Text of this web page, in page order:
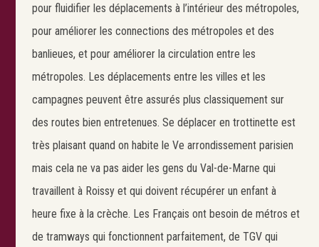
pour fluidifier les déplacements à l’intérieur des métropoles,
pour améliorer les connections des métropoles et des
banlieues, et pour améliorer la circulation entre les
métropoles. Les déplacements entre les villes et les
campagnes peuvent être assurés plus classiquement sur
des routes bien entretenues. Se déplacer en trottinette est
très plaisant quand on habite le Ve arrondissement parisien
mais cela ne va pas aider les gens du Val-de-Marne qui
travaillent à Roissy et qui doivent récupérer un enfant à
heure fixe à la crèche. Les Français ont besoin de métros et
de tramways qui fonctionnent parfaitement, de TGV qui